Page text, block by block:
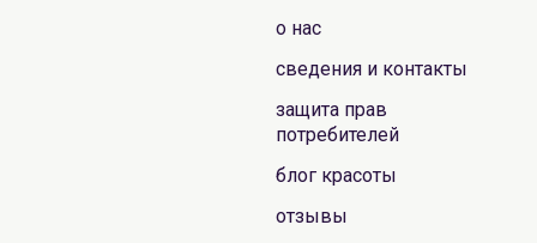
о нас
сведения и контакты
защита прав
потребителей
блог красоты
отзывы